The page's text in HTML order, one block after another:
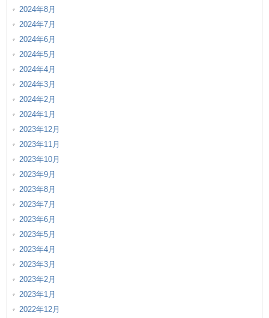
2024年8月
2024年7月
2024年6月
2024年5月
2024年4月
2024年3月
2024年2月
2024年1月
2023年12月
2023年11月
2023年10月
2023年9月
2023年8月
2023年7月
2023年6月
2023年5月
2023年4月
2023年3月
2023年2月
2023年1月
2022年12月